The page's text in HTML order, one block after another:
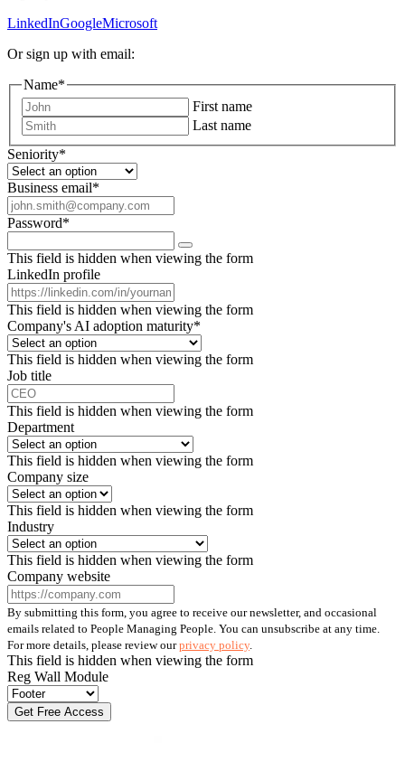
LinkedInGoogleMicrosoft
Or sign up with email:
Name*
First name
Last name
Seniority*
Business email*
Password*
This field is hidden when viewing the form
LinkedIn profile
This field is hidden when viewing the form
Company's AI adoption maturity*
This field is hidden when viewing the form
Job title
This field is hidden when viewing the form
Department
This field is hidden when viewing the form
Company size
This field is hidden when viewing the form
Industry
This field is hidden when viewing the form
Company website
By submitting this form, you agree to receive our newsletter, and occasional
emails related to People Managing People. You can unsubscribe at any time.
For more details, please review ourprivacy policy.
This field is hidden when viewing the form
Reg Wall Module